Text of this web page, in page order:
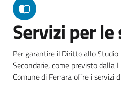
Servizi per le
Per garantire il Diritto allo
Secondarie, come previsto dalla
Comune di Ferrara offre i servizi